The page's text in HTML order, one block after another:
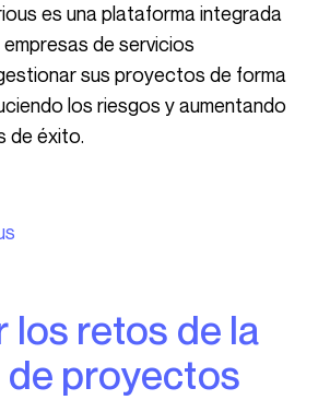
de servicios
sus proyectos de forma
los riesgos y aumentando
de éxito.
proyectos